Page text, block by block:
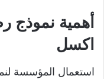
أهمية نموذج
اكسل
استعمال المؤسسة